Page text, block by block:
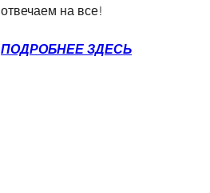
отвечаем на все!
ПОДРОБНЕЕ ЗДЕСЬ